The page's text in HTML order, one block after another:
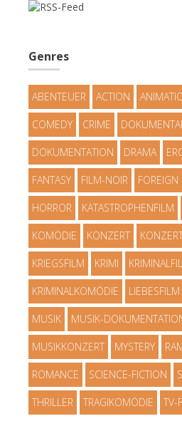
Genres
ABENTEUER ACTION
COMEDY CRIME
DOKUMENTATION DRAMA
FANTASY FILM-NOIR FOREIGN
HORROR KATASTROPHENFILM
KOMÖDIE KONZERT
KRIEGSFILM KRIMI
KRIMINALKOMÖDIE LIEBESFILM
MUSIK MUSIK-
MUSIKKONZERT MYSTERY
ROMANCE SCIENCE-FICTION
THRILLER TRAGIKOMÖDIE TV-